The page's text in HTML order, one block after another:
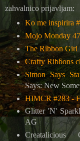
zahvalnico prijavljam:
Ko me inspirira
Mojo Monday
The Ribbon Girl
Crafty Ribbons
Simon Says
Says: New
HIMCR #283 -
Glitter 'N'
AG